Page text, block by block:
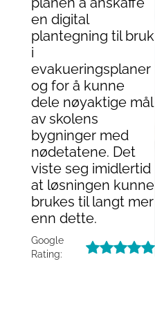
en digital
plantegning til bruk
i
evakueringsplaner
og for å kunne
dele nøyaktige mål
av skolens
bygninger med
nødetatene. Det
viste seg imidlertid
at løsningen kunne
brukes til langt mer
enn dette.
Google
Rating: